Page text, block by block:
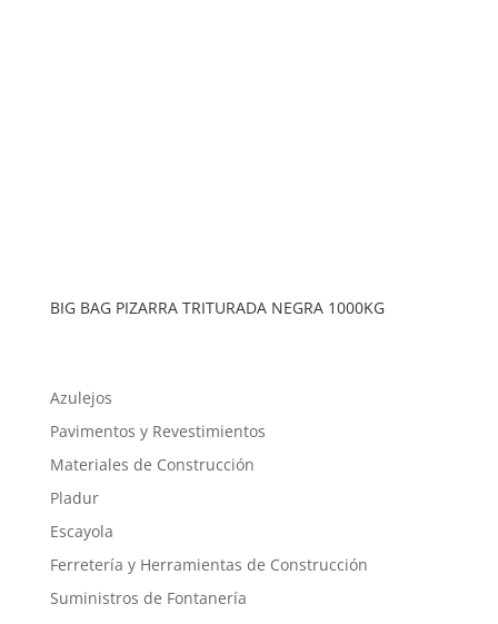
BIG BAG PIZARRA TRITURADA NEGRA 1000KG
Azulejos
Pavimentos y Revestimientos
Materiales de Construcción
Pladur
Escayola
Ferretería y Herramientas de Construcción
Suministros de Fontanería